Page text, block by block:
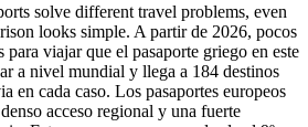
solve different travel problems, even
looks simple. A partir de 2026, pocos
para viajar que el pasaporte griego en este
a nivel mundial y llega a 184 destinos
en cada caso. Los pasaportes europeos
acceso regional y una fuerte